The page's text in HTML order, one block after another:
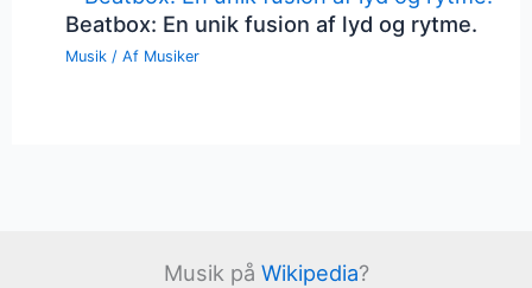
Beatbox: En unik fusion af lyd og rytme.
Musik / Af Musiker
Musik på Wikipedia?